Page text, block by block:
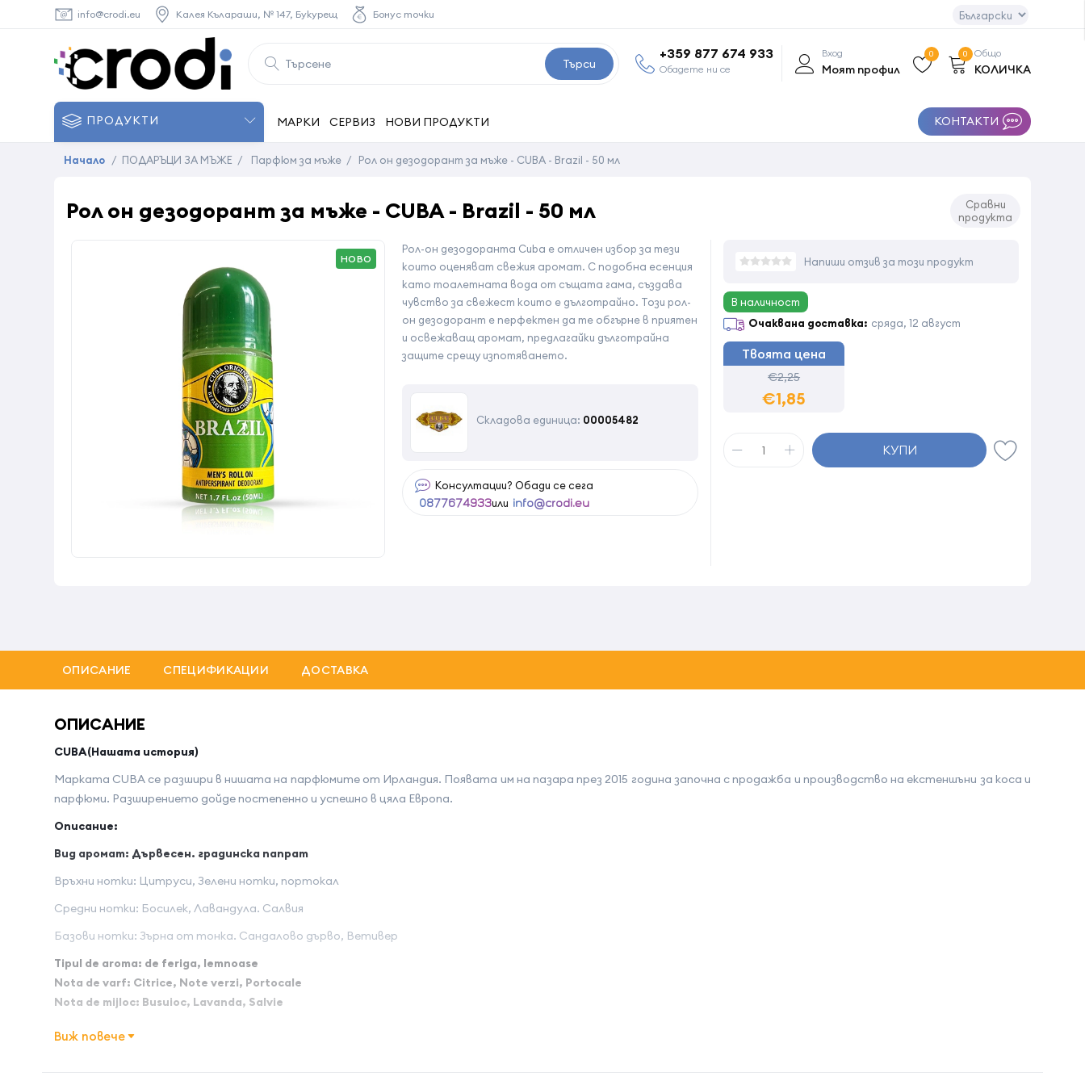
info@crodi.eu Калея Кълараши, № 147, Букурещ Бонус точки
Търси
+359 877 674 933
Обадете ни се
Вход
Моят профил
0 Общо
КОЛИЧКА
0
ПРОДУКТИ МАРКИ СЕРВИЗ НОВИ ПРОДУКТИ КОНТАКТИ
Начало / ПОДАРЪЦИ ЗА МЪЖЕ / Парфюм за мъже / Рол он дезодорант за мъже - CUBA - Brazil - 50 мл
Рол он дезодорант за мъже - CUBA - Brazil - 50 мл
Сравни
продукта
НОВО
Рол-он дезодоранта Cuba e отличен избор за тези
които оценяват свежия аромат. С подобна есенция
като тоалетната вода от същата гама, създава
чувство за свежест които е дълготрайно. Този рол-
он дезодорант е перфектен да те обгърне в приятен
и освежаващ аромат, предлагайки дълготрайна
защите срещу изпотяването.
Складова единица: 00005482
Консултации? Обади се сега
0877674933или info@crodi.eu
Напиши отзив за този продукт
В наличност
Очаквана доставка: сряда, 12 август
Твоята цена
€2,25
€1,85
КУПИ
ОПИСАНИЕ СПЕЦИФИКАЦИИ ДОСТАВКА
ОПИСАНИЕ
CUBA(Нашата история)
Марката CUBA се разшири в нишата на парфюмите от Ирландия. Появата им на пазара през 2015 година започна с продажба и производство на екстеншъни за коса и
парфюми. Разширението дойде постепенно и успешно в цяла Европа.
Описание:
Вид аромат: Дървесен. градинска папрат
Връхни нотки: Цитруси, Зелени нотки, портокал
Средни нотки: Босилек, Лавандула. Салвия
Базови нотки: Зърна от тонка. Сандалово дърво, Ветивер
Tipul de aroma: de feriga, lemnoase
Nota de varf: Citrice, Note verzi, Portocale
Nota de mijloc: Busuioc, Lavanda, Salvie
Виж повече